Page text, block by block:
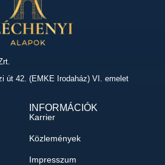
út 42. (EMKE Irodaház) VI. emelet
INFORMÁCIÓK
Karrier
Közlemények
Impresszum